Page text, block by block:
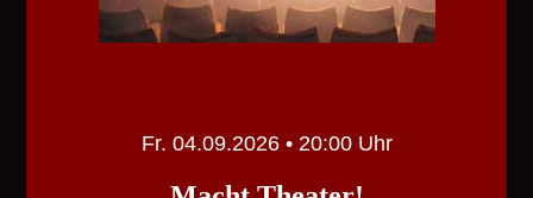
Fr. 04.09.2026 • 20:00 Uhr